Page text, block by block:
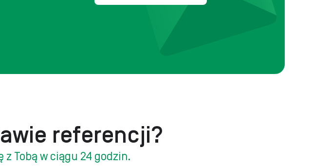
referencji?
Tobą w ciągu 24 godzin.